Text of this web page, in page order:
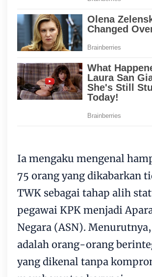
Ia mengaku mengenal
75 orang yang dikabarkan
TWK sebagai tahap alih
pegawai KPK menjadi
Negara (ASN).
adalah orang-orang
yang dikenal tanpa